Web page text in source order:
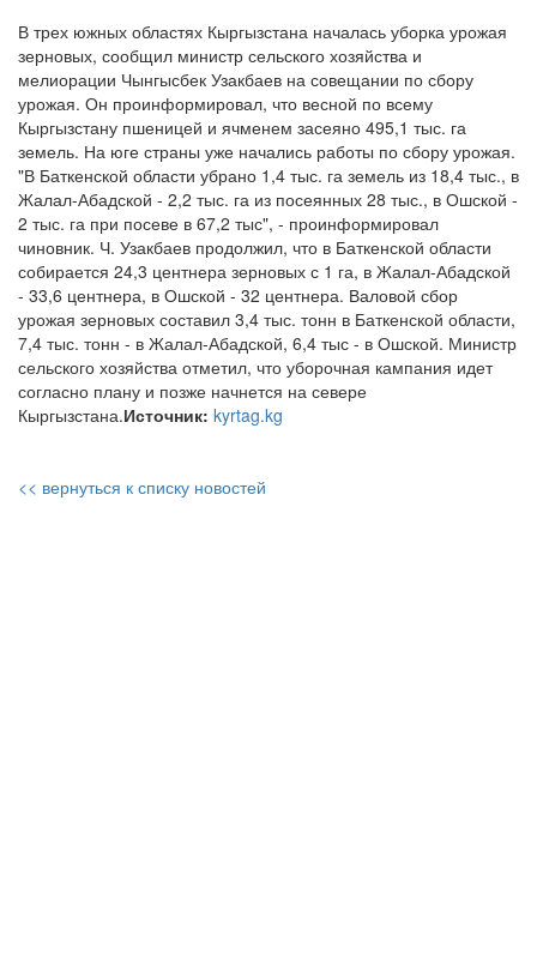
В трех южных областях Кыргызстана началась уборка урожая
зерновых, сообщил министр сельского хозяйства и
мелиорации Чынгысбек Узакбаев на совещании по сбору
урожая. Он проинформировал, что весной по всему
Кыргызстану пшеницей и ячменем засеяно 495,1 тыс. га
земель. На юге страны уже начались работы по сбору урожая.
"В Баткенской области убрано 1,4 тыс. га земель из 18,4 тыс., в
Жалал-Абадской - 2,2 тыс. га из посеянных 28 тыс., в Ошской -
2 тыс. га при посеве в 67,2 тыс", - проинформировал
чиновник. Ч. Узакбаев продолжил, что в Баткенской области
собирается 24,3 центнера зерновых с 1 га, в Жалал-Абадской
- 33,6 центнера, в Ошской - 32 центнера. Валовой сбор
урожая зерновых составил 3,4 тыс. тонн в Баткенской области,
7,4 тыс. тонн - в Жалал-Абадской, 6,4 тыс - в Ошской. Министр
сельского хозяйства отметил, что уборочная кампания идет
согласно плану и позже начнется на севере
Кыргызстана.Источник: kyrtag.kg
<< вернуться к списку новостей